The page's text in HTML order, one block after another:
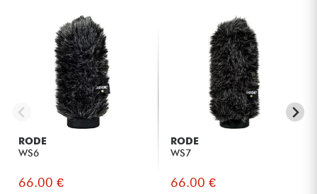
RODE
WS6
66.00 €
RODE
WS7
66.00 €